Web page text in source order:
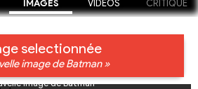
IMAGES VIDÉOS CRITIQUE
selectionnée
image de Batman »
image de Batman